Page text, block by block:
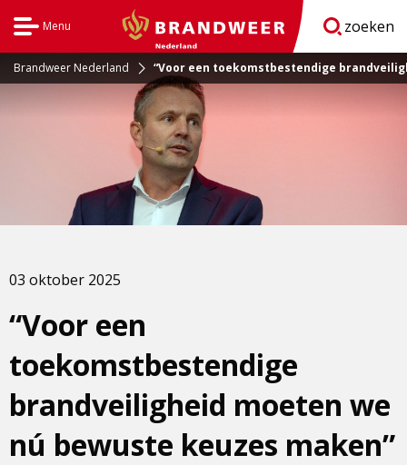
Menu
BrandweerNederland.nl
zoeken
Brandweer Nederland “Voor een toekomstbestendige
“Voor een
toekomstbestendige
brandveiligheid moeten we
nú bewuste keuzes maken”
03 oktober 2025